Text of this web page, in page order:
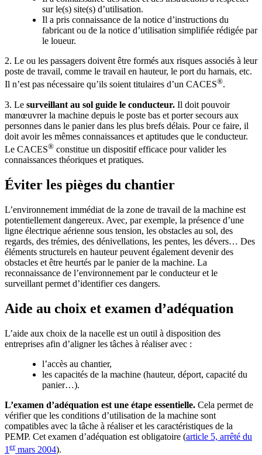
sur le(s) site(s) d’utilisation.
Il a pris connaissance de la notice d’instructions du
fabricant ou de la notice d’utilisation simplifiée rédigée par
le loueur.
2. Le ou les passagers doivent être formés aux risques associés à leur
poste de travail, comme le travail en hauteur, le port du harnais, etc.
Il n’est pas nécessaire qu’ils soient titulaires d’un CACES®.
3. Le surveillant au sol guide le conducteur. Il doit pouvoir
manœuvrer la machine depuis le poste bas et porter secours aux
personnes dans le panier dans les plus brefs délais. Pour ce faire, il
doit avoir les mêmes connaissances et aptitudes que le conducteur.
Le CACES® constitue un dispositif efficace pour valider les
connaissances théoriques et pratiques.
Éviter les pièges du chantier
L’environnement immédiat de la zone de travail de la machine est
potentiellement dangereux. Avec, par exemple, la présence d’une
ligne électrique aérienne sous tension, les obstacles au sol, des
regards, des trémies, des dénivellations, les pentes, les dévers… Des
éléments structurels en hauteur peuvent également devenir des
obstacles et être heurtés par le panier de la machine. La
reconnaissance de l’environnement par le conducteur et le
surveillant permet d’identifier ces dangers.
Aide au choix et examen d’adéquation
L’aide aux choix de la nacelle est un outil à disposition des
entreprises afin d’aligner les tâches à réaliser avec :
l’accès au chantier,
les capacités de la machine (hauteur, déport, capacité du
panier…).
L’examen d’adéquation est une étape essentielle. Cela permet de
vérifier que les conditions d’utilisation de la machine sont
compatibles avec la tâche à réaliser et les caractéristiques de la
PEMP. Cet examen d’adéquation est obligatoire (article 5, arrêté du
1 ermars 2004).